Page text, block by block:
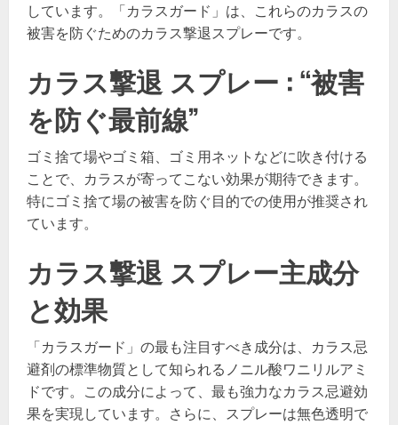
しています。「カラスガード」は、これらのカラスの
被害を防ぐためのカラス撃退スプレーです。
カラス撃退 スプレー : “被害
を防ぐ最前線”
ゴミ捨て場やゴミ箱、ゴミ用ネットなどに吹き付ける
ことで、カラスが寄ってこない効果が期待できます。
特にゴミ捨て場の被害を防ぐ目的での使用が推奨され
ています。
カラス撃退 スプレー主成分
と効果
「カラスガード」の最も注目すべき成分は、カラス忌
避剤の標準物質として知られるノニル酸ワニリルアミ
ドです。この成分によって、最も強力なカラス忌避効
果を実現しています。さらに、スプレーは無色透明で